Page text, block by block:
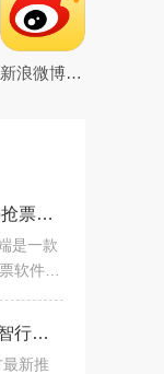
新浪微博app下载2026官方最新版
12306智行火车票12306抢票客户端v10.23.8安卓版
是一款
软件，
2019年春运抢票(12306智行火车票)软件官方最新版
新推